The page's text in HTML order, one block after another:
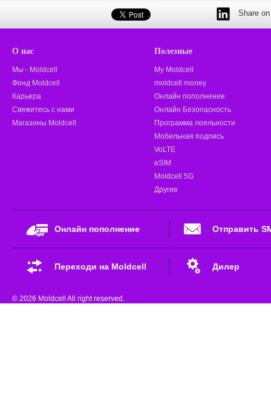
Share
О нас
Мы - Moldcell
Фонд Moldcell
Карьера
Свяжитесь с нами
Магазины Moldcell
Полезные
My Moldcell
moldcell money
Онлайн пополнение
Онлайн Безопасность
Программа лояльности
Мобильная подпись
VoLTE
eSIM
Moldcell 5G
Другие
Онлайн пополнение Отправить
Переходи на Moldcell Дилер
© 2026 Moldcell All right reserved.